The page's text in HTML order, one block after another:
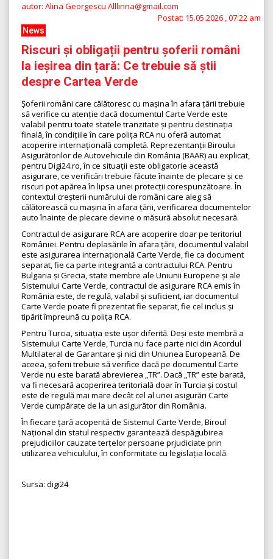
autor: Alina Georgescu Alllinna@gmail.com
Postat: 15.05.2026 , 07:22 am
News
Riscuri și obligații pentru șoferii români
la ieșirea din țară: Ce trebuie să știi
despre Cartea Verde
Șoferii români care călătoresc cu mașina în afara țării trebuie
să verifice cu atenție dacă documentul Carte Verde este
valabil pentru toate statele tranzitate și pentru destinația
finală, în condițiile în care polița RCA nu oferă automat
acoperire internațională completă. Reprezentanții Biroului
Asigurătorilor de Autovehicule din România (BAAR) au explicat,
pentru Digi24.ro, în ce situații este obligatorie această
asigurare, ce verificări trebuie făcute înainte de plecare și ce
riscuri pot apărea în lipsa unei protecții corespunzătoare. În
contextul creșterii numărului de români care aleg să
călătorească cu mașina în afara țării, verificarea documentelor
auto înainte de plecare devine o măsură absolut necesară.
Contractul de asigurare RCA are acoperire doar pe teritoriul
României. Pentru deplasările în afara țării, documentul valabil
este asigurarea internațională Carte Verde, fie ca document
separat, fie ca parte integrantă a contractului RCA. Pentru
Bulgaria și Grecia, state membre ale Uniunii Europene și ale
Sistemului Carte Verde, contractul de asigurare RCA emis în
România este, de regulă, valabil și suficient, iar documentul
Carte Verde poate fi prezentat fie separat, fie cel inclus și
tipărit împreună cu polița RCA.
Pentru Turcia, situația este ușor diferită. Deși este membră a
Sistemului Carte Verde, Turcia nu face parte nici din Acordul
Multilateral de Garantare și nici din Uniunea Europeană. De
aceea, șoferii trebuie să verifice dacă pe documentul Carte
Verde nu este barată abrevierea „TR”. Dacă „TR” este barată,
va fi necesară acoperirea teritorială doar în Turcia și costul
este de regulă mai mare decât cel al unei asigurări Carte
Verde cumpărate de la un asigurător din România.
În fiecare țară acoperită de Sistemul Carte Verde, Biroul
Național din statul respectiv garantează despăgubirea
prejudiciilor cauzate terțelor persoane prjudiciate prin
utilizarea vehiculului, în conformitate cu legislația locală.
Sursa: digi24